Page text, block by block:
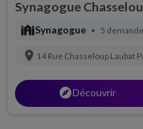
Synagogue
synagogueSynagogue • 5
location_on 14 Rue Chasseloup Laubat
explorerDécouvrir